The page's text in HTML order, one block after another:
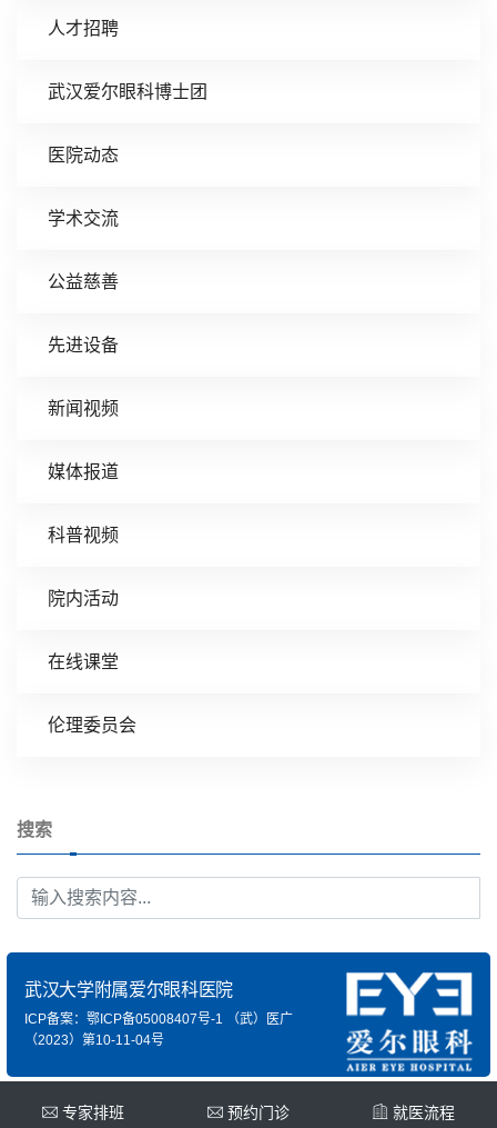
人才招聘
武汉爱尔眼科博士团
医院动态
学术交流
公益慈善
先进设备
新闻视频
媒体报道
科普视频
院内活动
在线课堂
伦理委员会
搜索
武汉大学附属爱尔眼科医院
ICP备案：鄂ICP备05008407号-1 （武）医广
（2023）第10-11-04号
专家排班 预约门诊 就医流程